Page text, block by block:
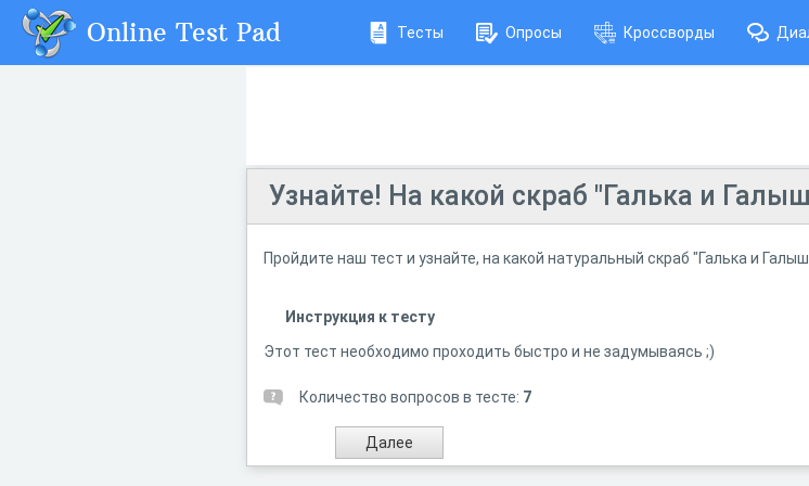
Online Test Pad Тесты Опросы Кроссворды
Узнайте! На какой скраб "Галька и
Пройдите наш тест и узнайте, на какой натуральный скраб "Галька и
Инструкция к тесту
Этот тест необходимо проходить быстро и не задумываясь ;)
Количество вопросов в тесте: 7